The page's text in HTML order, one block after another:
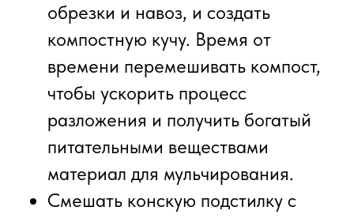
обрезки и навоз, и создать
компостную кучу. Время от
времени перемешивать компост,
чтобы ускорить процесс
разложения и получить богатый
питательными веществами
материал для мульчирования.
Смешать конскую подстилку с